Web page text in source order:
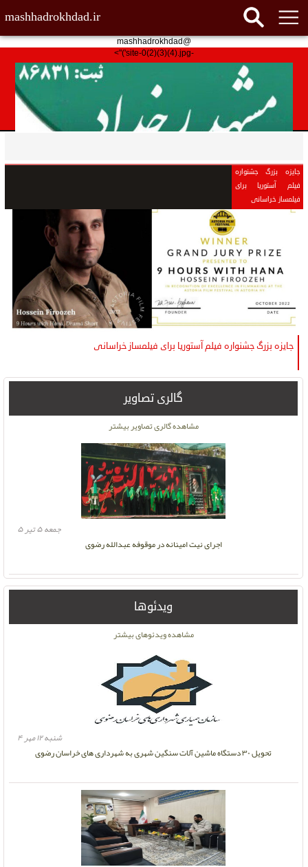
@mashhadrokhdad
mashhadrokhdad.ir
-site-0(2)(3)(4).jpg')">
جایزه بزرگ جشنواره فیلم آستوریا برای فیلمساز خراسانی
جایزه بزرگ جشنواره
فیلم آستوریا برای
فیلمساز خراسانی
گالری تصاویر
اجرای نیت امینانه در موقوفه عبدالله رضوی
جمعه ۵ تیر ۵
مشاهده گالری تصاویر بیشتر
ویدئوها
تحویل ۳۰ دستگاه ماشین آلات سنگین شهری به شهرداری های خراسان رضوی
شنبه ۱۲ مهر ۴
مشاهده ویدئوهای بیشتر